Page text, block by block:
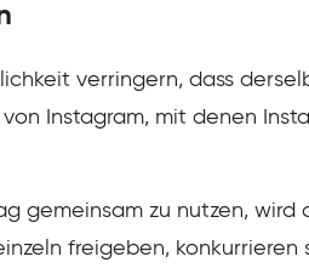
verringern, dass
Instagram, mit denen
gemeinsam zu nutzen,
freigeben, konkurrieren